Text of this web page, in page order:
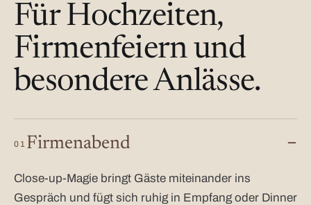
Für Hochzeiten,
Firmenfeiern und
besondere Anlässe.
01 Firmenabend
Close-up-Magie bringt Gäste miteinander ins
Gespräch und fügt sich ruhig in Empfang oder Dinner